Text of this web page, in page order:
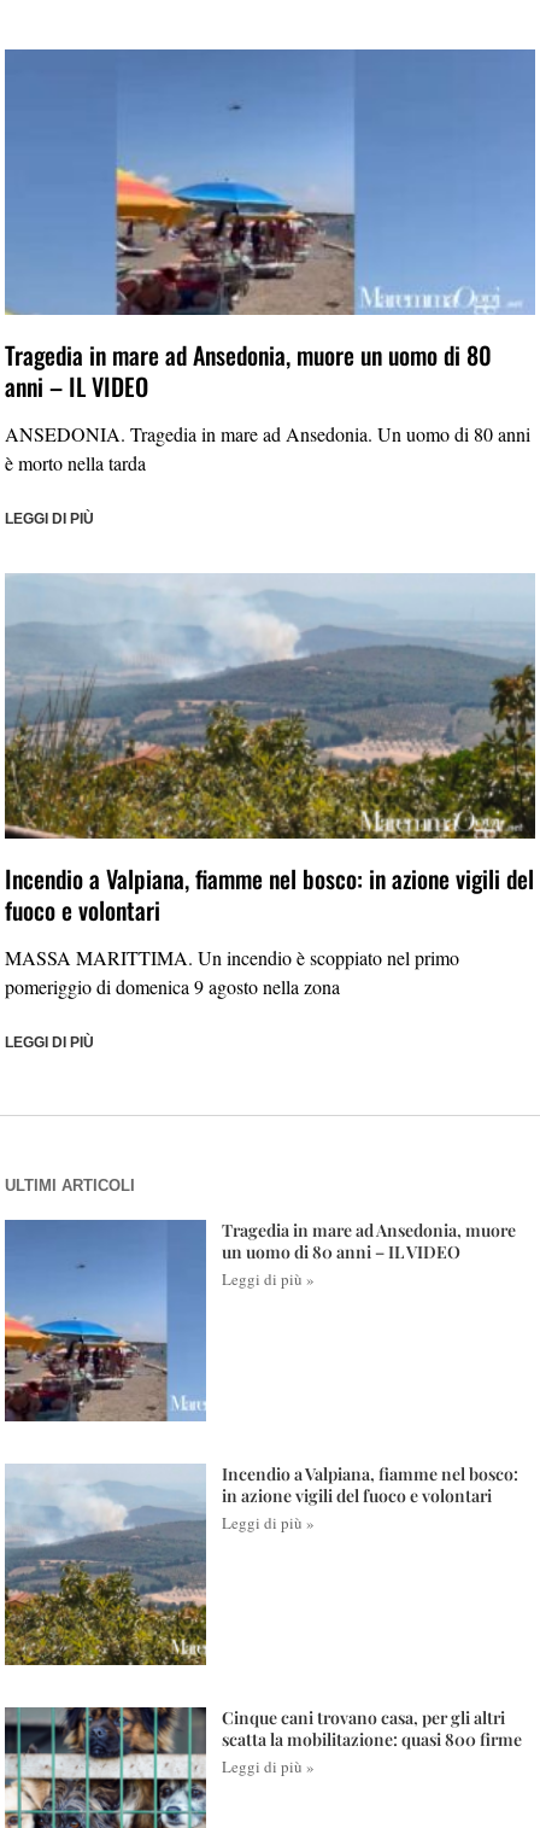
Tragedia in mare ad Ansedonia, muore un uomo di 80
anni – IL VIDEO
ANSEDONIA. Tragedia in mare ad Ansedonia. Un uomo di 80 anni
è morto nella tarda
LEGGI DI PIÙ
Incendio a Valpiana, fiamme nel bosco: in azione vigili del
fuoco e volontari
MASSA MARITTIMA. Un incendio è scoppiato nel primo
pomeriggio di domenica 9 agosto nella zona
LEGGI DI PIÙ
ULTIMI ARTICOLI
Tragedia in mare ad Ansedonia, muore
un uomo di 80 anni – IL VIDEO
Leggi di più »
Incendio a Valpiana, fiamme nel bosco:
in azione vigili del fuoco e volontari
Leggi di più »
Cinque cani trovano casa, per gli altri
scatta la mobilitazione: quasi 800 firme
Leggi di più »